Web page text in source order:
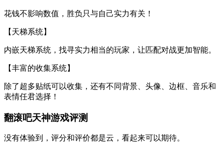
花钱不影响数值，胜负只与自己实力有关！
【天梯系统】
内嵌天梯系统，找寻实力相当的玩家，让匹配对战更加智能。
【丰富的收集系统】
除了超多贴纸可以收集，还有不同背景、头像、边框、音乐和
表情任君选择！
翻滚吧天神游戏评测
没有体验到，评分和评价都是云，看起来可以期待。